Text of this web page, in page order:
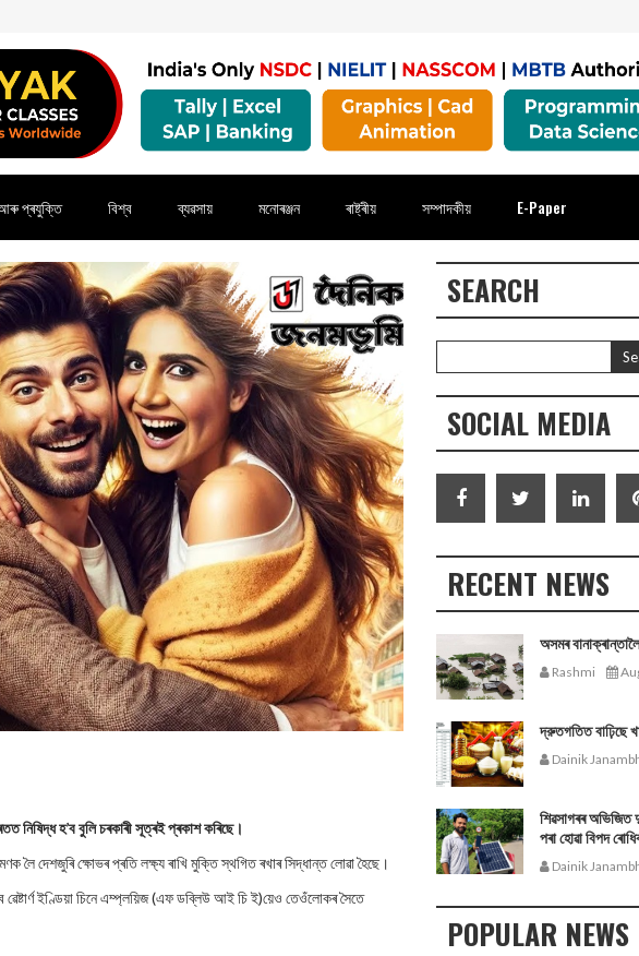
আৰু প্ৰযুক্তি বিশ্ব ব্যৱসায় মনোৰঞ্জন ৰাষ্ট্ৰীয় সম্পাদকীয় E-Paper
নিষিদ্ধ হ’ব বুলি চৰকাৰী সূত্ৰই প্ৰকাশ কৰিছে।
দেশজুৰি ক্ষোভৰ প্ৰতি লক্ষ্য ৰাখি মুক্তি স্থগিত ৰখাৰ সিদ্ধান্ত লোৱা হৈছে।
ৱেষ্টাৰ্ণ ইণ্ডিয়া চিনে এম্প্লয়িজ (এফ ডব্লিউ আই চি ই)য়েও তেওঁলোকৰ সৈতে
SEARCH
SOCIAL MEDIA
RECENT NEWS
অসমৰ
Rashmi
দ্রুতগতিত বাঢ়িছে
Dainik
শিৱসাগৰৰ অভিজিত
পৰা হোৱা বিপদ
Dainik
POPULAR NEWS